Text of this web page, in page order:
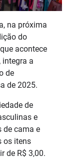
na próxima
do
acontece
integra a
de
de 2025.
de
e
de cama e
os itens
de R$ 3,00.